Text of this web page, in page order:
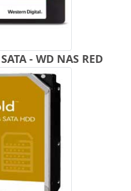
- WD NAS RED